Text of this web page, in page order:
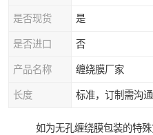
是否现货 是
是否进口 否
产品名称 缠绕膜厂家
长度 标准，订制需沟通
如为无孔缠绕膜包装的特